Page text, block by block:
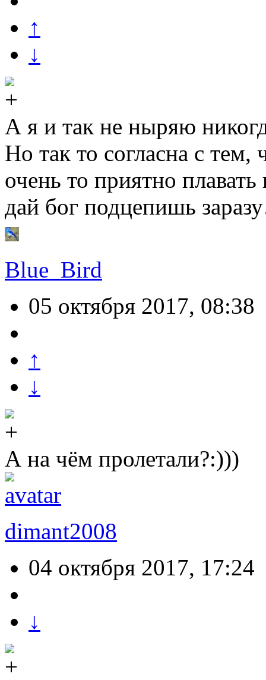
↑
↓
А я и так не ныряю
Но так то согласна с тем,
очень то приятно
дай бог подцепишь
Blue_Bird
05 октября 2017, 08:38
↑
↓
А на чём пролетали?:)))
dimant2008
04 октября 2017, 17:24
↓